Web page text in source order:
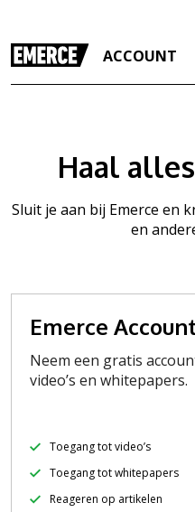
ACCOUNT
Haal
Sluit je aan bij Emerce en
en
Emerce
Neem een gratis
video’s en whitepapers.
Toegang tot video’s
Toegang tot whitepapers
Reageren op artikelen